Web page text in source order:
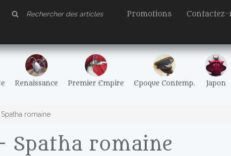
Promotions Contactez-
Renaissance Premier Empire Epoque Contemp. Japon
Spatha romaine
- Spatha romaine